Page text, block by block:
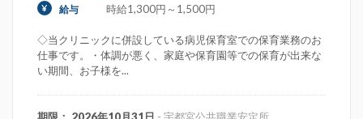
給与 時給1,300円～1,500円
◇当クリニックに併設している病児保育室での保育業務のお
仕事です。・体調が悪く、家庭や保育園等での保育が出来な
い期間、お子様を...